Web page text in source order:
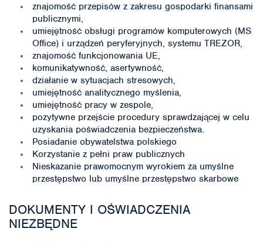
znajomość przepisów z zakresu gospodarki finansami
publicznymi,
umiejętność obsługi programów komputerowych (MS
Office) i urządzeń peryferyjnych, systemu TREZOR,
znajomość funkcjonowania UE,
komunikatywność, asertywność,
działanie w sytuacjach stresowych,
umiejętność analitycznego myślenia,
umiejętność pracy w zespole,
pozytywne przejście procedury sprawdzającej w celu
uzyskania poświadczenia bezpieczeństwa.
Posiadanie obywatelstwa polskiego
Korzystanie z pełni praw publicznych
Nieskazanie prawomocnym wyrokiem za umyślne
przestępstwo lub umyślne przestępstwo skarbowe
DOKUMENTY I OŚWIADCZENIA
NIEZBĘDNE